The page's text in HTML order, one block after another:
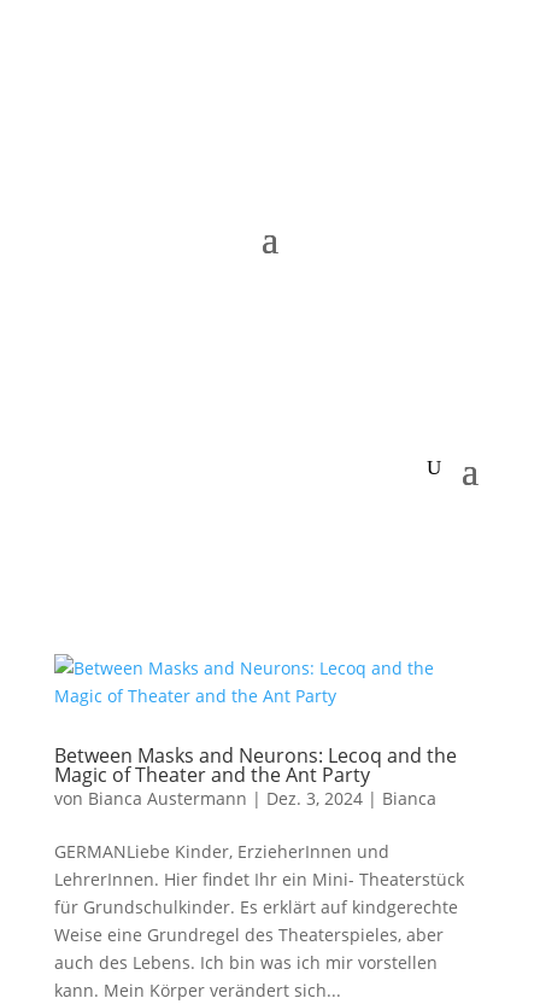
Between Masks and Neurons: Lecoq and the
Magic of Theater and the Ant Party
von Bianca Austermann | Dez. 3, 2024| Bianca
GERMANLiebe Kinder, ErzieherInnen und
LehrerInnen. Hier findet Ihr ein Mini- Theaterstück
für Grundschulkinder. Es erklärt auf kindgerechte
Weise eine Grundregel des Theaterspieles, aber
auch des Lebens. Ich bin was ich mir vorstellen
kann. Mein Körper verändert sich...